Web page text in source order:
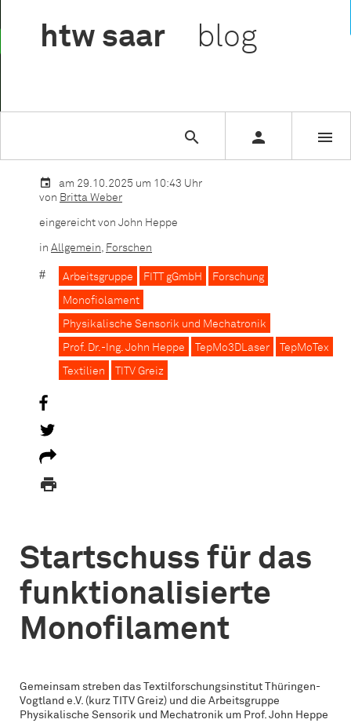
htw saar blog
  
Startschuss für das funktionalisierte
am 29.10.2025 um 10:43 Uhr
von Britta Weber
eingereicht von John Heppe
in Allgemein, Forschen
Arbeitsgruppe FITT gGmbH Forschung
Monofiolament
Physikalische Sensorik und Mechatronik
Prof. Dr.-Ing. John Heppe TepMo3DLaser TepMoTex
Textilien TITV Greiz

Startschuss für das
funktionalisierte
Monofilament
Gemeinsam streben das Textilforschungsinstitut Thüringen-
Vogtland e.V. (kurz TITV Greiz) und die Arbeitsgruppe
Physikalische Sensorik und Mechatronik um Prof. John Heppe